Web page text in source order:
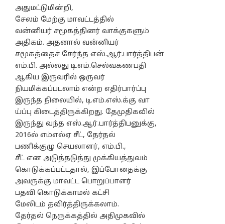
அதுமட்டுமின்றி,
சேலம் மேற்கு மாவட்டத்தில்
வன்னியர் சமூகத்தினர் வாக்குகளும்
அதிகம். அதனால் வன்னியர்
சமூகத்தைச் சேர்ந்த எஸ்.ஆர்.பார்த்திபன்
எம்.பி. அல்லது டி.எம்.செல்வகணபதி
ஆகிய இருவரில் ஒருவர்
நியமிக்கப்படலாம் என்ற எதிர்பார்ப்பு
இருந்த நிலையில், டி.எம்.எஸ்.க்கு வா
ய்ப்பு கிடைத்திருக்கிறது. தேமுதிகவில்
இருந்து வந்த எஸ்.ஆர்.பார்த்திபனுக்கு,
2016ல் எம்எல்ஏ சீட், தேர்தல்
பணிக்குழு செயலாளர், எம்.பி.,
சீட் என அடுத்தடுத்து முக்கியத்துவம்
கொடுக்கப்பட்டதால், இப்போதைக்கு
அவருக்கு மாவட்ட பொறுப்பாளர்
பதவி கொடுக்காமல் கட்சி
மேலிடம் தவிர்த்திருக்கலாம்.
தேர்தல் நெருக்கத்தில் அதிமுகவில்